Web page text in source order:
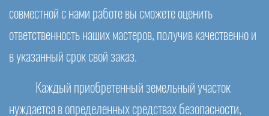
совместной с нами работе вы сможете оценить
ответственность наших мастеров, получив качественно и
в указанный срок свой заказ.
Каждый приобретенный земельный участок
нуждается в определенных средствах безопасности,